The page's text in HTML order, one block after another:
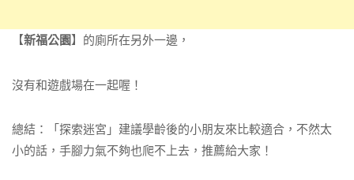
【新福公園】的廁所在另外一邊，
沒有和遊戲場在一起喔！
總結：「探索迷宮」建議學齡後的小朋友來比較適合，不然太
小的話，手腳力氣不夠也爬不上去，推薦給大家！